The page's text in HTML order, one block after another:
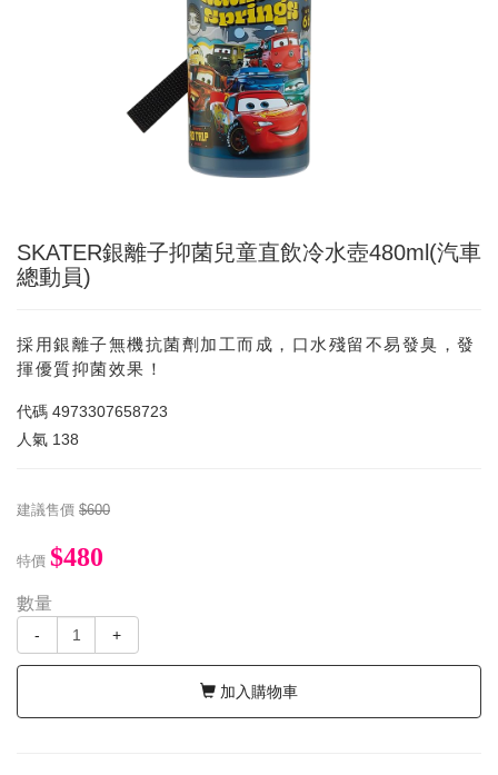
SKATER銀離子抑菌兒童直飲冷水壺480ml(汽車
總動員)
採用銀離子無機抗菌劑加工而成，口水殘留不易發臭，發
揮優質抑菌效果！
代碼 4973307658723
人氣 138
建議售價 $600
特價 $480
數量
- +
加入購物車